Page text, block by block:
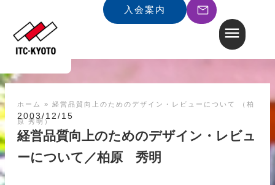
入会案内
ホーム » 経営品質向上のためのデザイン・レビューについて （柏
原 秀明）
2003/12/15
経営品質向上のためのデザイン・レビュ
ーについて／柏原 秀明